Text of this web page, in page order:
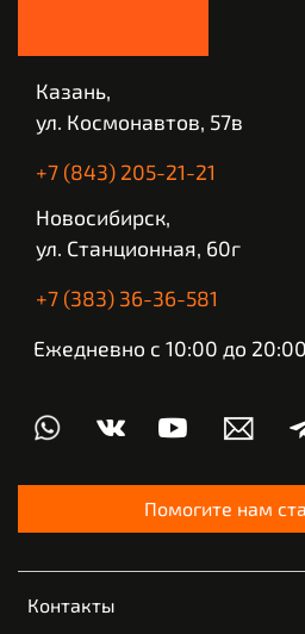
Контакты
Казань,
ул. Космонавтов, 57в
+7 (843) 205-21-21
Новосибирск,
ул. Станционная, 60г
+7 (383) 36-36-581
Ежедневно с 10:00 до 20:00
Помогите нам